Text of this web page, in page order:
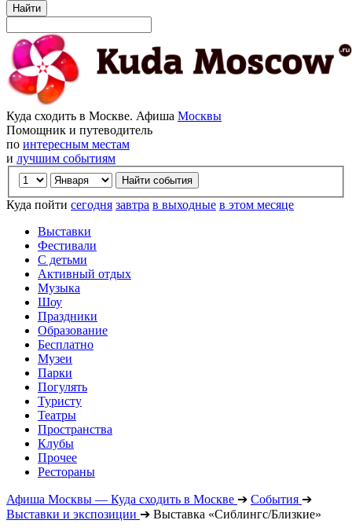
Найти
Куда сходить в Москве. Афиша Москвы
Помощник и путеводитель
по интересным местам
и лучшим событиям
Куда пойти сегодня завтра в выходные в этом месяце
Выставки
Фестивали
С детьми
Активный отдых
Музыка
Шоу
Праздники
Образование
Бесплатно
Музеи
Парки
Погулять
Туристу
Театры
Пространства
Клубы
Прочее
Рестораны
Афиша Москвы — Куда сходить в Москве ➔ События ➔
Выставки и экспозиции ➔ Выставка «Сиблингс/Близкие»